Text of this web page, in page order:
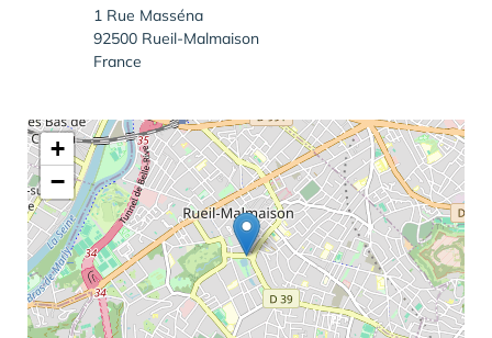
1 Rue Masséna
92500 Rueil-Malmaison
France
+
−